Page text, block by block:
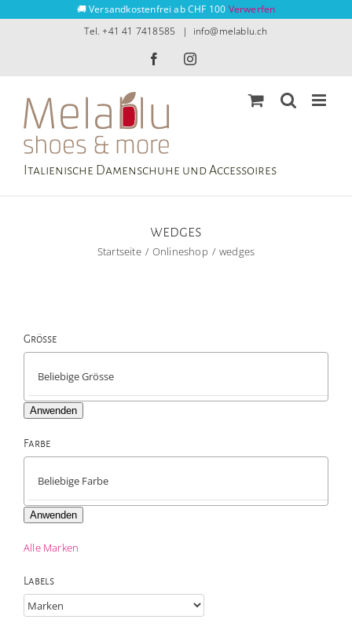
🚚 Versandkostenfrei ab CHF 100 Verwerfen
Tel. +41 41 7418585 | info@melablu.ch
FacebookInstagram
Italienische Damenschuhe und Accessoires
wedges
Startseite Onlineshop wedges
Grösse
Anwenden
Farbe
Anwenden
Alle Marken
Labels